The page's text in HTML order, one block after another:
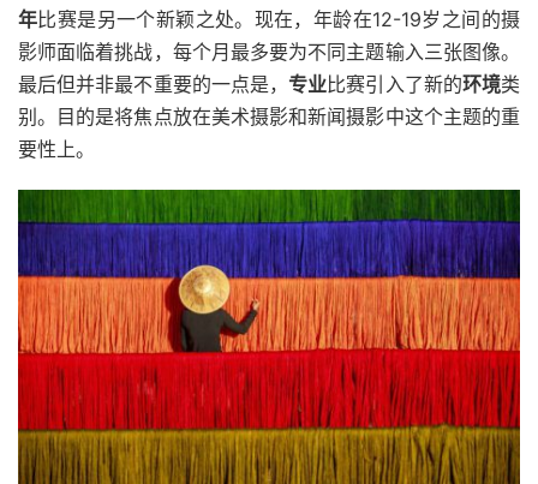
年比赛是另一个新颖之处。现在，年龄在12-19岁之间的摄
影师面临着挑战，每个月最多要为不同主题输入三张图像。
最后但并非最不重要的一点是， 专业比赛引入了新的环境类
别。目的是将焦点放在美术摄影和新闻摄影中这个主题的重
要性上。